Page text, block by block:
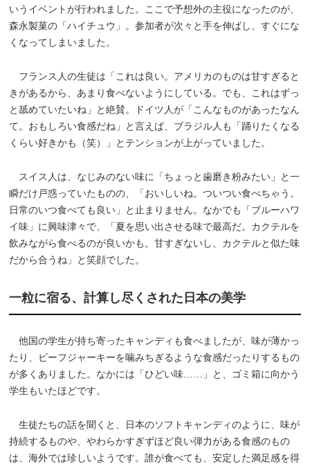
いうイベントが行われました。ここで予想外の主役になったのが、
森永製菓の「ハイチュウ」。参加者が次々と手を伸ばし、すぐにな
くなってしまいました。
フランス人の生徒は「これは良い。アメリカのものは甘すぎると
きがあるから、あまり食べないようにしている。でも、これはずっ
と舐めていたいね」と絶賛。ドイツ人が「こんなものがあったなん
て。おもしろい食感だね」と言えば、ブラジル人も「踊りたくなる
くらい好きかも（笑）」とテンションが上がっていました。
スイス人は、なじみのない味に「ちょっと歯磨き粉みたい」と一
瞬だけ戸惑っていたものの、「おいしいね。ついつい食べちゃう。
日常のいつ食べても良い」と止まりません。なかでも「ブルーハワ
イ味」に興味津々で、「夏を思い出させる味で最高だ。カクテルを
飲みながら食べるのが良いかも。甘すぎないし、カクテルと似た味
だから合うね」と笑顔でした。
一粒に宿る、計算し尽くされた日本の美学
他国の学生が持ち寄ったキャンディも食べましたが、味が薄かっ
たり、ビーフジャーキーを噛みちぎるような食感だったりするもの
が多くありました。なかには「ひどい味……」と、ゴミ箱に向かう
学生もいたほどです。
生徒たちの話を聞くと、日本のソフトキャンディのように、味が
持続するものや、やわらかすぎずほど良い弾力がある食感のもの
は、海外では珍しいようです。誰が食べても、安定した満足感を得